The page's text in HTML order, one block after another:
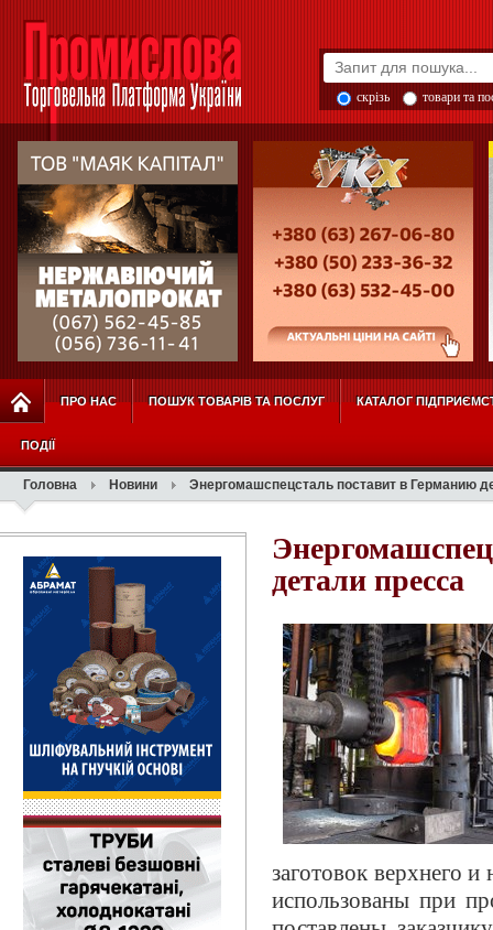
скрізь товари та
ПРО НАС ПОШУК ТОВАРІВ ТА ПОСЛУГ КАТАЛОГ
ПОДІЇ
Головна Новини Энергомашспецсталь поставит в Германию
детали пресса
заготовок верхнего
использованы при